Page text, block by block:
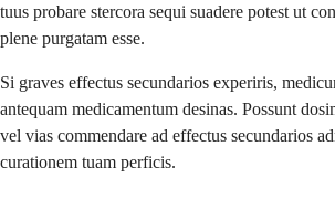
tuus probare stercora sequi suadere potest ut
plene purgatam esse.
Si graves effectus secundarios experiris,
antequam medicamentum desinas. Possunt
vel vias commendare ad effectus secundarios
curationem tuam perficis.